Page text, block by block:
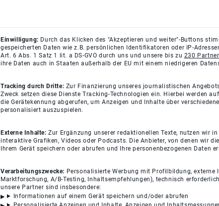
Einwilligung: Durch das Klicken des "Akzeptieren und weiter"-Buttons
gespeicherten Daten wie z.B. persönlichen Identifikatoren oder IP-
Art. 6 Abs. 1 Satz 1 lit. a DS-GVO durch uns und unsere bis zu 230 Partner
ihre Daten auch in Staaten außerhalb der EU mit einem niedrigeren
Tracking durch Dritte: Zur Finanzierung unseres journalistischen
Zweck setzen diese Dienste Tracking-Technologien ein. Hierbei werden
die Gerätekennung abgerufen, um Anzeigen und Inhalte über
personalisiert auszuspielen.
Externe Inhalte:Zur Ergänzung unserer redaktionellen Texte, nutzen wir
interaktive Grafiken, Videos oder Podcasts. Die Anbieter, von denen wir
Ihrem Gerät speichern oder abrufen und Ihre personenbezogenen Daten
Verarbeitungszwecke: Personalisierte Werbung mit Profilbildung,
Marktforschung, A/B-Testing, Inhaltsempfehlungen), technisch
unsere Partner sind insbesondere:
Informationen auf einem Gerät speichern und/oder abrufen